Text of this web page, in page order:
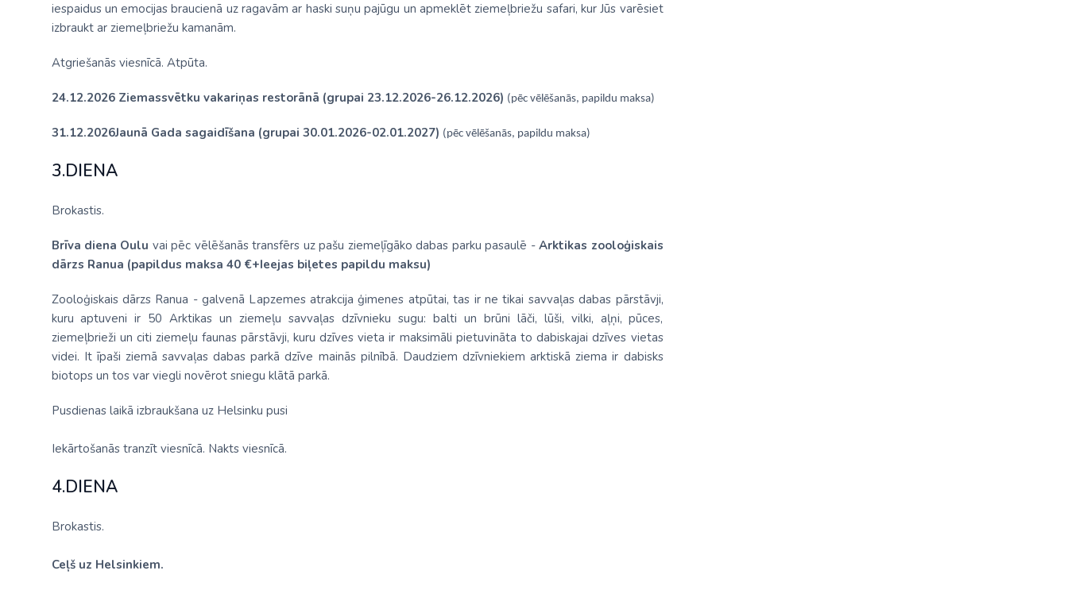
iespaidus un emocijas braucienā uz ragavām ar haski suņu pajūgu un apmeklēt ziemeļbriežu safari, kur Jūs varēsiet
izbraukt ar ziemeļbriežu kamanām.
Atgriešanās viesnīcā. Atpūta.
24.12.2026 Ziemassvētku vakariņas restorānā (grupai 23.12.2026-26.12.2026) (pēc vēlēšanās, papildu maksa)
31.12.2026Jaunā Gada sagaidīšana (grupai 30.01.2026-02.01.2027) (pēc vēlēšanās, papildu maksa)
3.DIENA
Brokastis.
Brīva diena Oulu vai pēc vēlēšanās transfērs uz pašu ziemeļīgāko dabas parku pasaulē -Arktikas zooloģiskais
dārzs Ranua (papildus maksa 40 €+Ieejas biļetes papildu maksu)
Zooloģiskais dārzs Ranua - galvenā Lapzemes atrakcija ģimenes atpūtai, tas ir ne tikai savvaļas dabas pārstāvji,
kuru aptuveni ir 50 Arktikas un ziemeļu savvaļas dzīvnieku sugu: balti un brūni lāči, lūši, vilki, aļņi, pūces,
ziemeļbrieži un citi ziemeļu faunas pārstāvji, kuru dzīves vieta ir maksimāli pietuvināta to dabiskajai dzīves vietas
videi. It īpaši ziemā savvaļas dabas parkā dzīve mainās pilnībā. Daudziem dzīvniekiem arktiskā ziema ir dabisks
biotops un tos var viegli novērot sniegu klātā parkā.
Pusdienas laikā izbraukšana uz Helsinku pusi
Iekārtošanās tranzīt viesnīcā. Nakts viesnīcā.
4.DIENA
Brokastis.
Ceļš uz Helsinkiem.